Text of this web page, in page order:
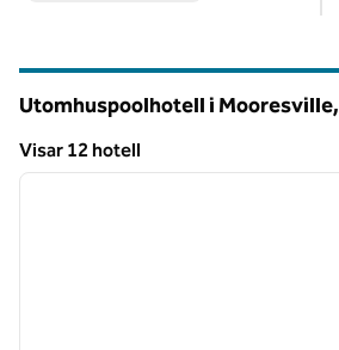
Utomhuspoolhotell i Mooresville,
Visar 12 hotell
Visar 12 hotell
1 av 12